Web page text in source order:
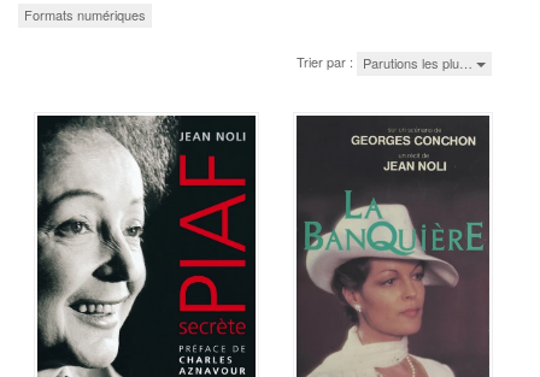
Formats numériques
Trier par : Parutions les plu…